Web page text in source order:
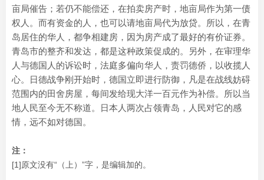
亩局催告；若仍不能偿还，在拍卖房产时，地亩局作为第一债
权人。而有资金的人，也可以请地亩局代为放贷。所以，在青
岛居住的华人，都争相建房，因为房产成了最好的有价证券。
青岛市的整齐和发达，都是这种政策促成的。另外，在审理华
人与德国人的诉讼时，法庭多偏向华人，责罚德侨，以收揽人
心。日德战争刚开始时，德国立即进行防御，凡是在战线妨碍
范围内的田舍房屋，每间发给现大洋一百元作为补偿。所以当
地人民至今无不称道。日本人两次占领青岛，人民对它的感
情，远不如对德国。
注：
[1]原文没有“（上）”字，是编辑加的。